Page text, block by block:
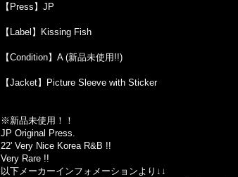
【Press】JP
【Label】Kissing Fish
【Condition】A (新品未使用!!)
【Jacket】Picture Sleeve with Sticker
※ 新品未使用！！
JP Original Press.
22' Very Nice Korea R&B !!
Very Rare !!
以下メーカーインフォメーションより↓↓